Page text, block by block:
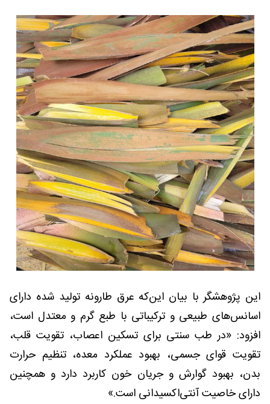
این پژوهشگر با بیان این‌که عرق طارونه تولید شده دارای
اسانس‌های طبیعی و ترکیباتی با طبع گرم و معتدل است،
افزود: «در طب سنتی برای تسکین اعصاب، تقویت قلب،
تقویت قوای جسمی، بهبود عملکرد معده، تنظیم حرارت
بدن، بهبود گوارش و جریان خون کاربرد دارد و همچنین
دارای خاصیت آنتی‌اکسیدانی است.»